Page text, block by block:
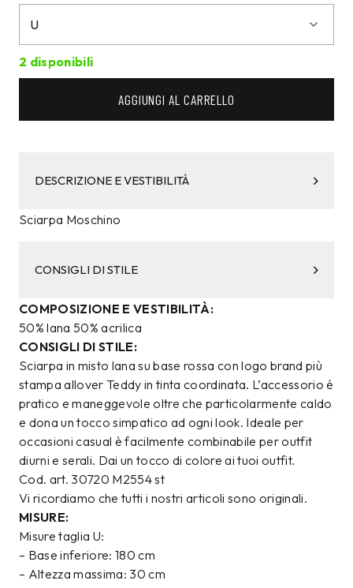
2 disponibili
AGGIUNGI AL CARRELLO
DESCRIZIONE E VESTIBILITÀ
Sciarpa Moschino
CONSIGLI DI STILE
COMPOSIZIONE E VESTIBILITÀ:
50% lana 50% acrilica
CONSIGLI DI STILE:
Sciarpa in misto lana su base rossa con logo brand più
stampa allover Teddy in tinta coordinata. L’accessorio é
pratico e maneggevole oltre che particolarmente caldo
e dona un tocco simpatico ad ogni look. Ideale per
occasioni casual è facilmente combinabile per outfit
diurni e serali. Dai un tocco di colore ai tuoi outfit.
Cod. art. 30720 M2554 st
Vi ricordiamo che tutti i nostri articoli sono originali.
MISURE:
Misure taglia U:
– Base inferiore: 180 cm
– Altezza massima: 30 cm